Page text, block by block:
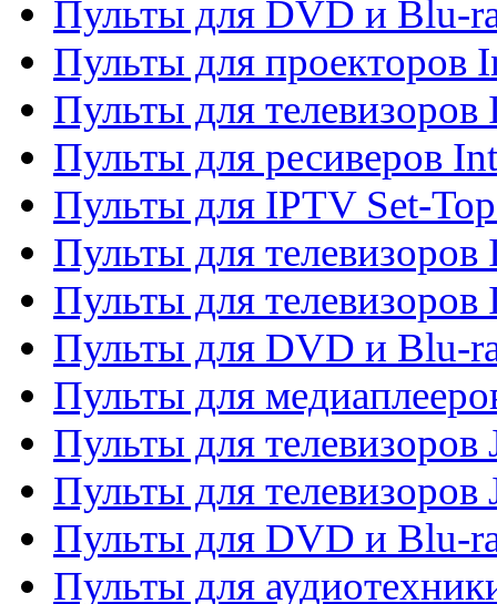
Пульты для DVD и Blu-
Пульты для проекторов
Пульты для
Пульты для ресиверов
Пульты для IPTV Set-
Пульты для телевизоров
Пульты для телевизоров
Пульты для DVD и Blu-
Пульты для
Пульты для телевизоров
Пульты для телевизоров
Пульты для DVD и Blu-
Пульты для